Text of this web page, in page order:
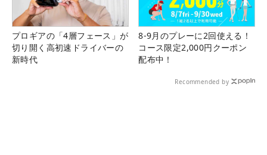
プロギアの「4層フェース」が
切り開く高初速ドライバーの
新時代
8-9月のプレーに2回使える！
コース限定2,000円クーポン
配布中！
Recommended by